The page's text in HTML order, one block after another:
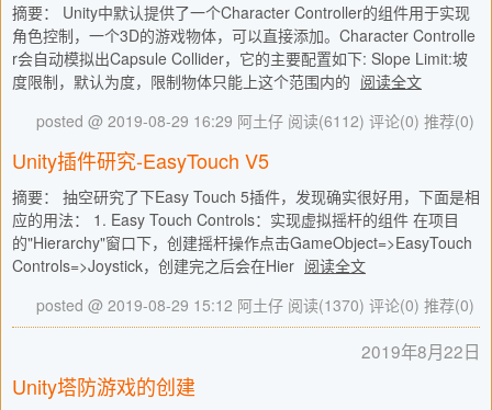
摘要： Unity中默认提供了一个Character Controller的组件用于实现
角色控制，一个3D的游戏物体，可以直接添加。Character Controlle
r会自动模拟出Capsule Collider，它的主要配置如下: Slope Limit:坡
度限制，默认为度，限制物体只能上这个范围内的 阅读全文
posted @ 2019-08-29 16:29 阿土仔 阅读(6112) 评论(0) 推荐(0)
Unity插件研究-EasyTouch V5
摘要： 抽空研究了下Easy Touch 5插件，发现确实很好用，下面是相
应的用法： 1. Easy Touch Controls：实现虚拟摇杆的组件 在项目
的"Hierarchy"窗口下，创建摇杆操作点击GameObject=>EasyTouch
Controls=>Joystick，创建完之后会在Hier 阅读全文
posted @ 2019-08-29 15:12 阿土仔 阅读(1370) 评论(0) 推荐(0)
2019年8月22日
Unity塔防游戏的创建